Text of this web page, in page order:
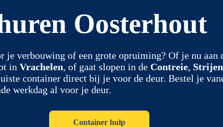
Oosterhout
je verbouwing of een grote opruiming? Of je nu aan
in Vrachelen, of gaat slopen in de Contreie, Strijen
container direct bij je voor de deur. Bestel je
werkdag al voor je deur.
Container hulp